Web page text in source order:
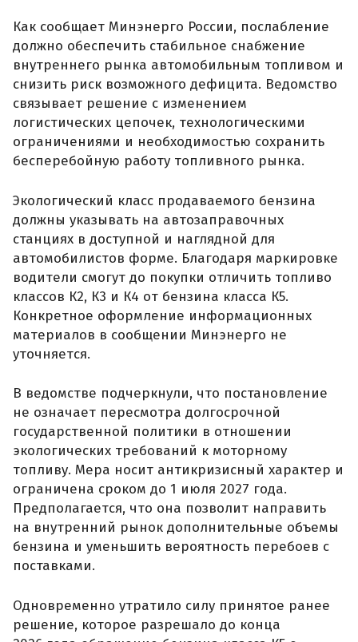
Как сообщает Минэнерго России, послабление
должно обеспечить стабильное снабжение
внутреннего рынка автомобильным топливом и
снизить риск возможного дефицита. Ведомство
связывает решение с изменением
логистических цепочек, технологическими
ограничениями и необходимостью сохранить
бесперебойную работу топливного рынка.
Экологический класс продаваемого бензина
должны указывать на автозаправочных
станциях в доступной и наглядной для
автомобилистов форме. Благодаря маркировке
водители смогут до покупки отличить топливо
классов К2, К3 и К4 от бензина класса К5.
Конкретное оформление информационных
материалов в сообщении Минэнерго не
уточняется.
В ведомстве подчеркнули, что постановление
не означает пересмотра долгосрочной
государственной политики в отношении
экологических требований к моторному
топливу. Мера носит антикризисный характер и
ограничена сроком до 1 июля 2027 года.
Предполагается, что она позволит направить
на внутренний рынок дополнительные объемы
бензина и уменьшить вероятность перебоев с
поставками.
Одновременно утратило силу принятое ранее
решение, которое разрешало до конца